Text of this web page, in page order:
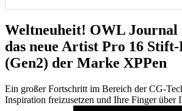
Weltneuheit! OWL Journal
das neue Artist Pro 16
(Gen2) der Marke XPPen
Ein großer Fortschritt im Bereich der CG-
Inspiration freizusetzen und Ihre Finger über